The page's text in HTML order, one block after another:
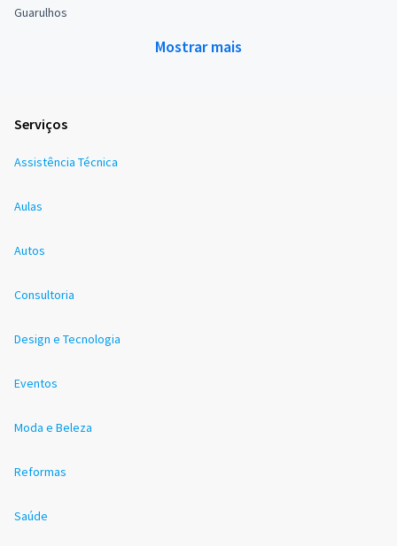
Guarulhos
Mostrar mais
Serviços
Assistência Técnica
Aulas
Autos
Consultoria
Design e Tecnologia
Eventos
Moda e Beleza
Reformas
Saúde